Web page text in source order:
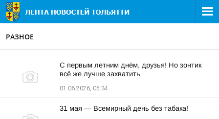
РАЗНОЕ
С первым летним днём, друзья! Но зонтик
всё же лучше захватить
01.06.2026, 05:34
31 мая — Всемирный день без табака!